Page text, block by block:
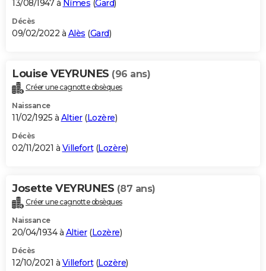
13/08/1947 à Nîmes (Gard)
Décès
09/02/2022 à Alès (Gard)
Louise VEYRUNES (96 ans)
Créer une cagnotte obsèques
Naissance
11/02/1925 à Altier(Lozère)
Décès
02/11/2021 à Villefort(Lozère)
Josette VEYRUNES (87 ans)
Créer une cagnotte obsèques
Naissance
20/04/1934 à Altier(Lozère)
Décès
12/10/2021 à Villefort(Lozère)